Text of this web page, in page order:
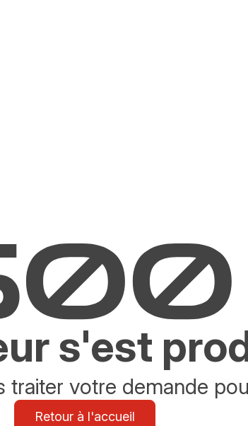
s'est
traiter votre demande
Retour à l'accueil